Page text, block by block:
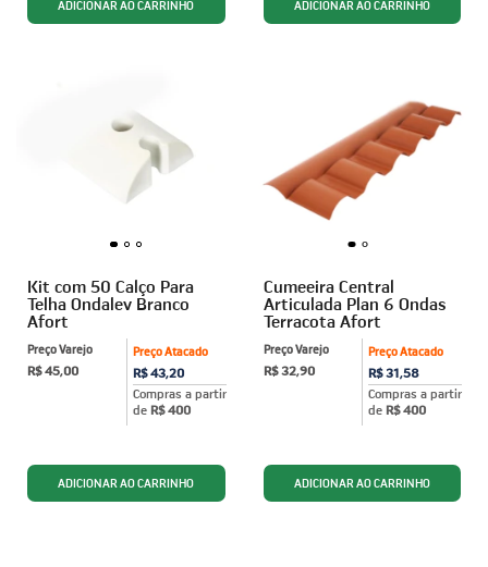
Kit com 50 Calço Para
Telha Ondalev Branco
Afort
Preço Atacado
R$ 43,20
Compras a partir
de R$ 400
Preço Varejo
R$ 45,00
Cumeeira Central
Articulada Plan 6 Ondas
Terracota Afort
Preço Atacado
R$ 31,58
Compras a partir
de R$ 400
Preço Varejo
R$ 32,90